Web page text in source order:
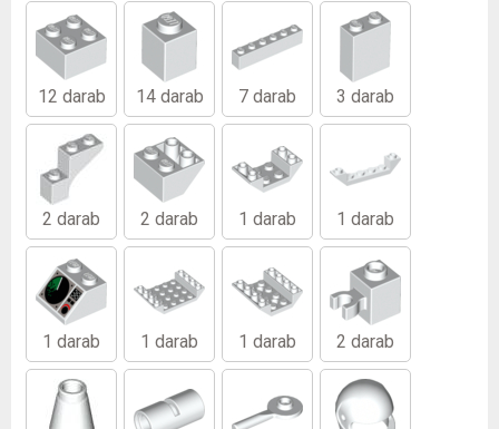
12 darab 14 darab 7 darab 3 darab
2 darab 2 darab 1 darab 1 darab
1 darab 1 darab 1 darab 2 darab